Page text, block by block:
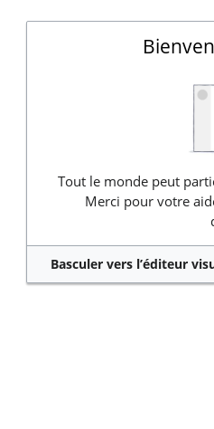
Tout le monde peut
Merci pour votre
Basculer vers l’éditeur